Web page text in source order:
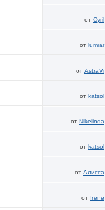
от Cyril
от lumiar
от AstraVi
от katsol
от Nikelinda
от katsol
от Алисса
от Irene